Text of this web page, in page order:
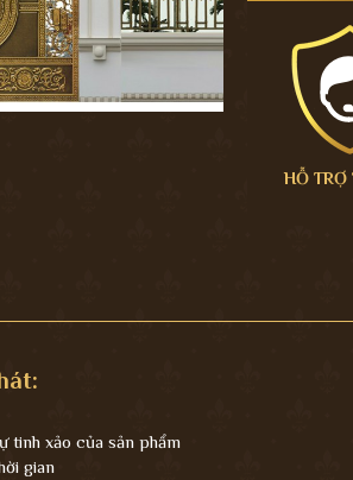
HỖ TRỢ
tinh xảo của sản phẩm
gian